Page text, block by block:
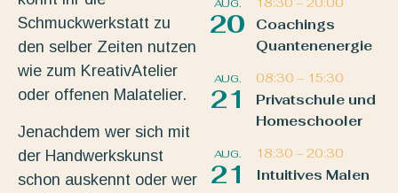
Schmuckwerkstatt zu
den selber Zeiten nutzen
wie zum KreativAtelier
oder offenen Malatelier.
Jenachdem wer sich mit
der Handwerkskunst
schon auskennt oder wer
AUG.
20
18:30 – 20:00
Coachings
Quantenenergie
AUG.
21
08:30 – 15:30
Privatschule und
Homeschooler
AUG.
21
18:30 – 20:30
Intuitives Malen